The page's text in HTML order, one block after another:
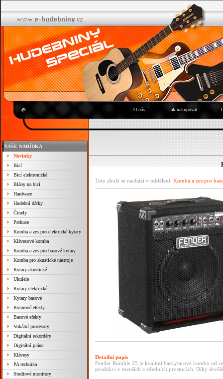
O nás Jak nakupovat
NAŠE NABÍDKA
Novinky
Bicí
Bicí elektronické
Blány na bicí
Hardware
Hudební dárky
Činely
Perkuse
Komba a zes.pro elektrické kytary
Klávesové komba
Komba a zes.pro basové kytary
Komba pro akustické nástroje
Kytary akustické
Ukulele
Kytary elektrické
Kytary basové
Kytarové efekty
Basové efekty
Vokální procesory
Digitální rekordéry
Digitální piána
Klávesy
PA technika
Studiové monitory
Toto zboží se nachází v oddělení: Komba a zes.pro
Detailní popis
Fender Rumble 25 je kvalitní baskytarové kombo od
produkci v menších a středních prostorách. Díky